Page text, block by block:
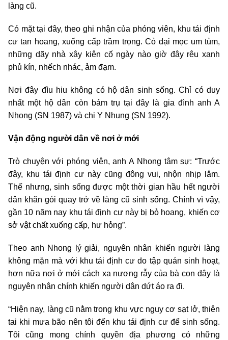
làng cũ.
Có mặt tại đây, theo ghi nhận của phóng viên, khu tái định
cư tan hoang, xuống cấp trầm trọng. Cỏ dại mọc um tùm,
những dãy nhà xây kiên cố ngày nào giờ đây rêu xanh
phủ kín, nhếch nhác, ảm đạm.
Nơi đây đìu hiu không có hộ dân sinh sống. Chỉ có duy
nhất một hộ dân còn bám trụ tại đây là gia đình anh A
Nhong (SN 1987) và chị Y Nhung (SN 1992).
Vận động người dân về nơi ở mới
Trò chuyện với phóng viên, anh A Nhong tâm sự: “Trước
đây, khu tái định cư này cũng đông vui, nhộn nhịp lắm.
Thế nhưng, sinh sống được một thời gian hầu hết người
dân khăn gói quay trở về làng cũ sinh sống. Chính vì vậy,
gần 10 năm nay khu tái định cư này bị bỏ hoang, khiến cơ
sở vật chất xuống cấp, hư hỏng”.
Theo anh Nhong lý giải, nguyên nhân khiến người làng
không mặn mà với khu tái định cư do tập quán sinh hoạt,
hơn nữa nơi ở mới cách xa nương rẫy của bà con đây là
nguyên nhân chính khiến người dân dứt áo ra đi.
“Hiện nay, làng cũ nằm trong khu vực nguy cơ sạt lở, thiên
tai khi mưa bão nên tôi đến khu tái định cư để sinh sống.
Tôi cũng mong chính quyền địa phương có những